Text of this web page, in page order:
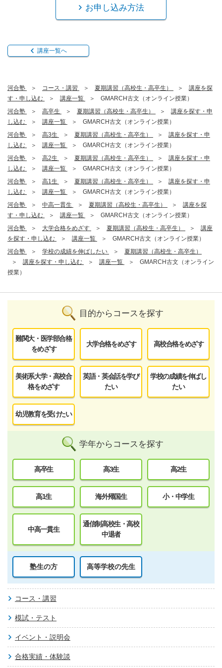
お申し込み方法
講座一覧へ
河合塾 コース・講習 夏期講習（高校生・高卒生）
講座を探
す・申し込む
講座一覧
GMARCH古文（オンライン授業）
河合塾
高卒生 夏期講習（高校生・高卒生）
講座を探す・申
し込む
講座一覧
GMARCH古文（オンライン授業）
河合塾
高3生 夏期講習（高校生・高卒生）
講座を探す・申
し込む
講座一覧
GMARCH古文（オンライン授業）
河合塾
高2生 夏期講習（高校生・高卒生）
講座を探す・申
し込む
講座一覧
GMARCH古文（オンライン授業）
河合塾
高1生 夏期講習（高校生・高卒生）
講座を探す・申
し込む
講座一覧
GMARCH古文（オンライン授業）
河合塾
中高一貫生 夏期講習（高校生・高卒生）
講座を探
す・申し込む
講座一覧
GMARCH古文（オンライン授業）
河合塾
大学合格をめざす 夏期講習（高校生・高卒生）
講座
を探す・申し込む
講座一覧
GMARCH古文（オンライン授業）
河合塾
学校の成績を伸ばしたい
夏期講習（高校生・高卒生）
講座を探す・申し込む
講座一覧
GMARCH古文（オンライン
授業）
目的からコースを探す
難関大・医学部合格
をめざす
大学合格をめざす 高校合格をめざす
美術系大学・高校合
格をめざす
英語・英会話を学び
たい
学校の成績を伸ばし
たい
幼児教育を受けたい
学年からコースを探す
高卒生 高3生 高2生
高1生 海外帰国生 小・中学生
中高一貫生
通信制高校生・高校
中退者
塾生の方 高等学校の先生
コース・講習
模試・テスト
イベント・説明会
合格実績・体験談